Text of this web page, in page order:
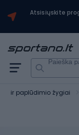
Atsisiųskite
Paieška
ir paplūdimio žygiai